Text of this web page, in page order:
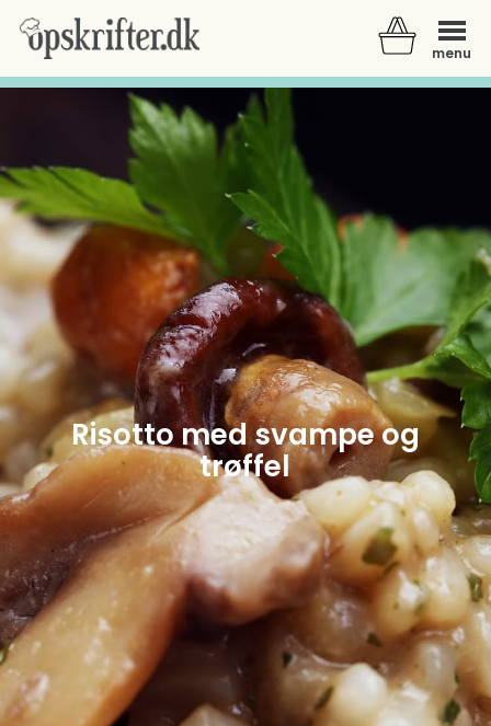
menu
Der er ingen varer i din kurv.
Risotto med svampe og
trøffel